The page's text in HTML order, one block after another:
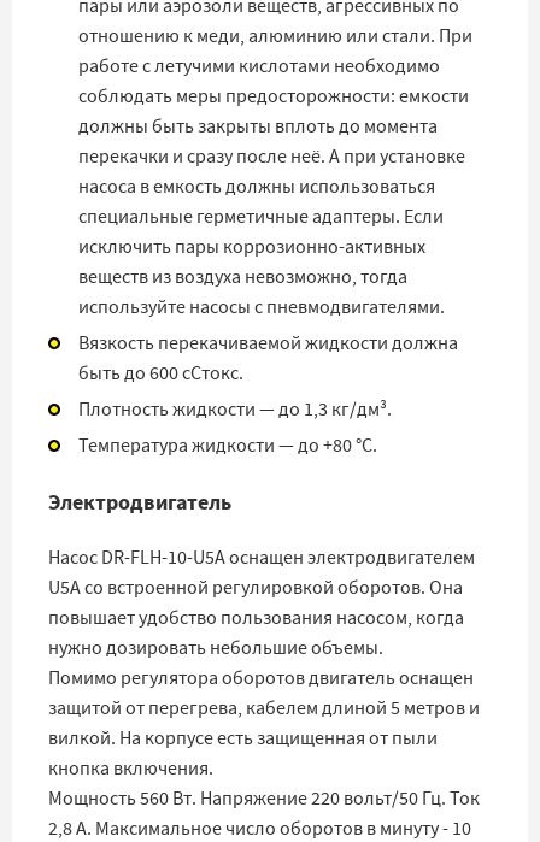
пары или аэрозоли веществ, агрессивных по
отношению к меди, алюминию или стали. При
работе с летучими кислотами необходимо
соблюдать меры предосторожности: емкости
должны быть закрыты вплоть до момента
перекачки и сразу после неё. А при установке
насоса в емкость должны использоваться
специальные герметичные адаптеры. Если
исключить пары коррозионно-активных
веществ из воздуха невозможно, тогда
используйте насосы с пневмодвигателями.
Вязкость перекачиваемой жидкости должна
быть до 600 сСтокс.
Плотность жидкости — до 1,3 кг/дм³.
Температура жидкости — до +80 °С.
Электродвигатель
Насос DR-FLH-10-U5A оснащен электродвигателем
U5A со встроенной регулировкой оборотов. Она
повышает удобство пользования насосом, когда
нужно дозировать небольшие объемы.
Помимо регулятора оборотов двигатель оснащен
защитой от перегрева, кабелем длиной 5 метров и
вилкой. На корпусе есть защищенная от пыли
кнопка включения.
Мощность 560 Вт. Напряжение 220 вольт/50 Гц. Ток
2,8 А. Максимальное число оборотов в минуту - 10